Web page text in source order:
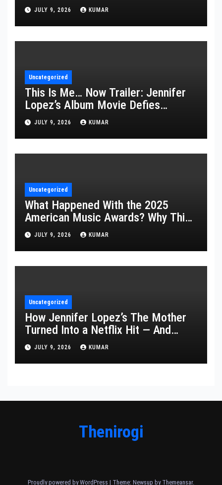
JULY 9, 2026 KUMAR
Uncategorized
This Is Me… Now Trailer: Jennifer
Lopez’s Album Movie Defies
Description
JULY 9, 2026 KUMAR
Uncategorized
What Happened With the 2025
American Music Awards? Why This
Year’s Ceremony Fell Flat
JULY 9, 2026 KUMAR
Uncategorized
How Jennifer Lopez’s The Mother
Turned Into a Netflix Hit — And
What It Says About Her Staying
Power
JULY 9, 2026 KUMAR
Thenirogi
Proudly powered by WordPress | Theme: Newsup by Themeansar.